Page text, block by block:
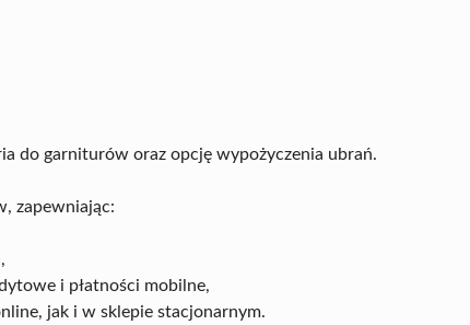
do garniturów oraz opcję wypożyczenia ubrań.
zapewniając:
i płatności mobilne,
jak i w sklepie stacjonarnym.